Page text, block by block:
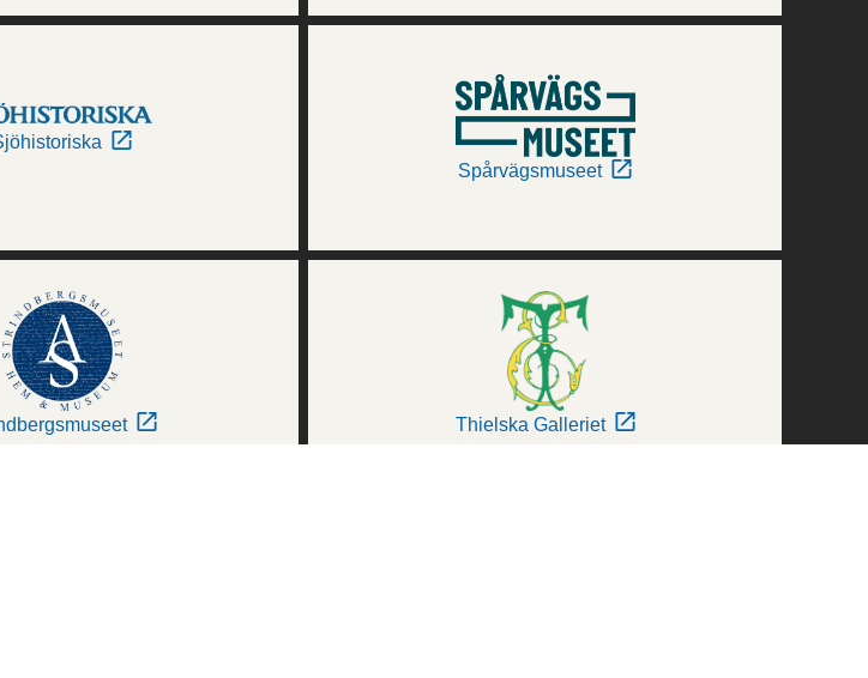
Spårvägsmuseet
Thielska Galleriet